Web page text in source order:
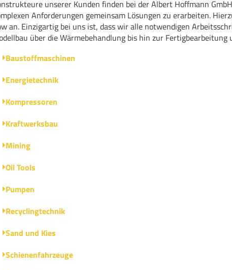
unserer Kunden finden bei der Albert Hoffmann
Anforderungen gemeinsam Lösungen zu erarbeiten.
an. Einzigartig bei uns ist, dass wir alle notwendigen
über die Wärmebehandlung bis hin zur
Baustoffmaschinen
Energietechnik
Kompressoren
Kraftwerksbau
Mining
Oil Tools
Pumpen
Recyclingtechnik
Sand und Kies
Schienenfahrzeuge